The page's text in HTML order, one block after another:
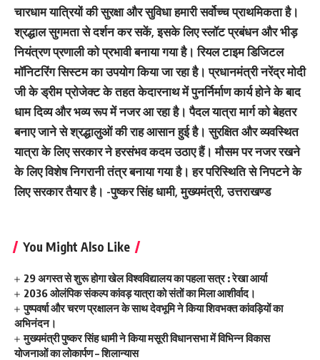
चारधाम यात्रियों की सुरक्षा और सुविधा हमारी सर्वोच्च प्राथमिकता है।
श्रद्धाल सुगमता से दर्शन कर सकें, इसके लिए स्लॉट प्रबंधन और भीड़
नियंत्रण प्रणाली को प्रभावी बनाया गया है। रियल टाइम डिजिटल
मॉनिटरिंग सिस्टम का उपयोग किया जा रहा है। प्रधानमंत्री नरेंद्र मोदी
जी के ड्रीम प्रोजेक्ट के तहत केदारनाथ में पुनर्निर्माण कार्य होने के बाद
धाम दिव्य और भव्य रूप में नजर आ रहा है। पैदल यात्रा मार्ग को बेहतर
बनाए जाने से श्रद्धालुओं की राह आसान हुई है। सुरक्षित और व्यवस्थित
यात्रा के लिए सरकार ने हरसंभव कदम उठाए हैं। मौसम पर नजर रखने
के लिए विशेष निगरानी तंत्र बनाया गया है। हर परिस्थिति से निपटने के
लिए सरकार तैयार है। -पुष्कर सिंह धामी,मुख्यमंत्री, उत्तराखण्ड
You Might Also Like
29 अगस्त से शुरू होगा खेल विश्वविद्यालय का पहला सत्र : रेखा आर्या
2036 ओलंपिक संकल्प कांवड़ यात्रा को संतों का मिला आशीर्वाद।
पुष्पवर्षा और चरण प्रक्षालन के साथ देवभूमि ने किया शिवभक्त कांवड़ियों का
अभिनंदन।
मुख्यमंत्री पुष्कर सिंह धामी ने किया मसूरी विधानसभा में विभिन्न विकास
योजनाओं का लोकार्पण – शिलान्यास